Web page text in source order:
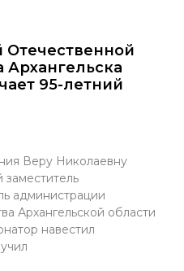
Отечественной
95-летний
Веру Николаевну
администрации
Архангельской области
навестил